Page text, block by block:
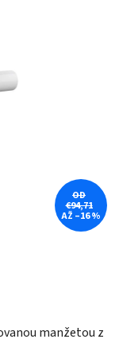
manžetou z
OD
€94,71
AŽ –16 %